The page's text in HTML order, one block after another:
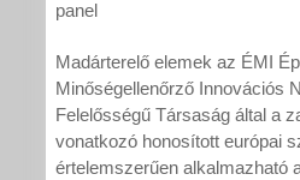
panel
Madárterelő elemek az ÉMI
Minőségellenőrző Innovációs
Felelősségű Társaság által a
vonatkozó honosított európai
értelemszerűen alkalmazható